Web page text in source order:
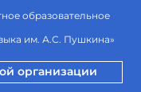
образовательное
им. А.С. Пушкина»
организации